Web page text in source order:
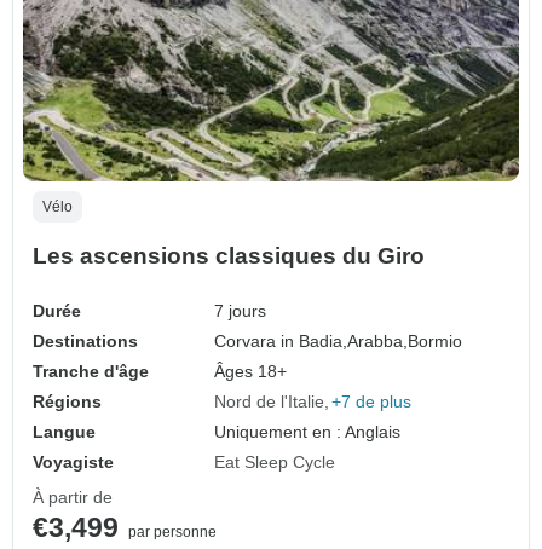
Vélo
Les ascensions classiques du Giro
Durée
7 jours
Destinations
Corvara in Badia,Arabba, Bormio
Tranche d'âge
Âges 18+
Régions
Nord de l'Italie +7 de plus
Langue
Uniquement en : Anglais
Voyagiste
Eat Sleep Cycle
À partir de
€3,499
par personne